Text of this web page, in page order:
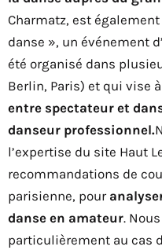
Charmatz, est
danse », un événement
été organisé dans
Berlin, Paris) et qui vise à
entre spectateur et
danseur professionnel.
l’expertise du site Haut
recommandations de
parisienne, pour
danse en amateur.
particulièrement au cas